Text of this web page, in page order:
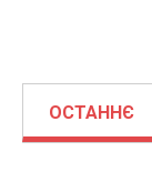
ОСТАННЄ